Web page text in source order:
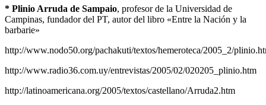
* Plinio Arruda de Sampaio, profesor de la Universidad de
Campinas, fundador del PT, autor del libro «Entre la Nación y la
barbarie»
http://www.nodo50.org/pachakuti/textos/hemeroteca/2005_2/
http://www.radio36.com.uy/entrevistas/2005/02/020205_plinio.htm
http://latinoamericana.org/2005/textos/castellano/Arruda2.htm